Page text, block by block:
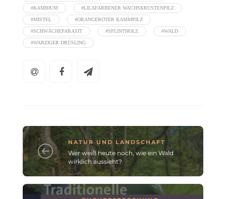
#KAMBIUM #LILAFARBENER WACHSKRUSTENPILZ
#MISTEL #ORANGEROTER KAMMPILZ
#SCHWÄCHEPARASIT #SPLINTHOLZ #WALD
#WARZIGER DRÜSLING
NATUR UND LANDSCHAFT
Wer weiß heute noch, wie ein Wald
wirklich aussieht?